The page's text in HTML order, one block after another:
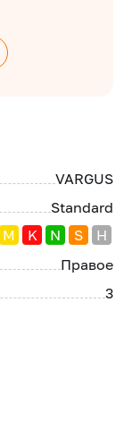
VARGUS
Standard
M K N S
H
Правое
3